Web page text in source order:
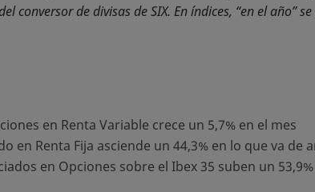
conversor de divisas de SIX. En índices, “en el año”
en Renta Variable crece un 5,7% en el mes
en Renta Fija asciende un 44,3% en lo que va de
en Opciones sobre el Ibex 35 suben un